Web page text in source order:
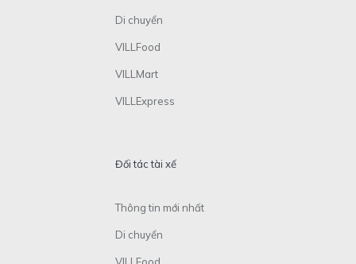
Di chuyển
VILLFood
VILLMart
VILLExpress
Đối tác tài xế
Thông tin mới nhất
Di chuyển